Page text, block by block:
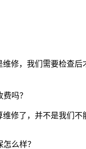
修，我们需要检查
吗？
修了，并不是我们
么样？